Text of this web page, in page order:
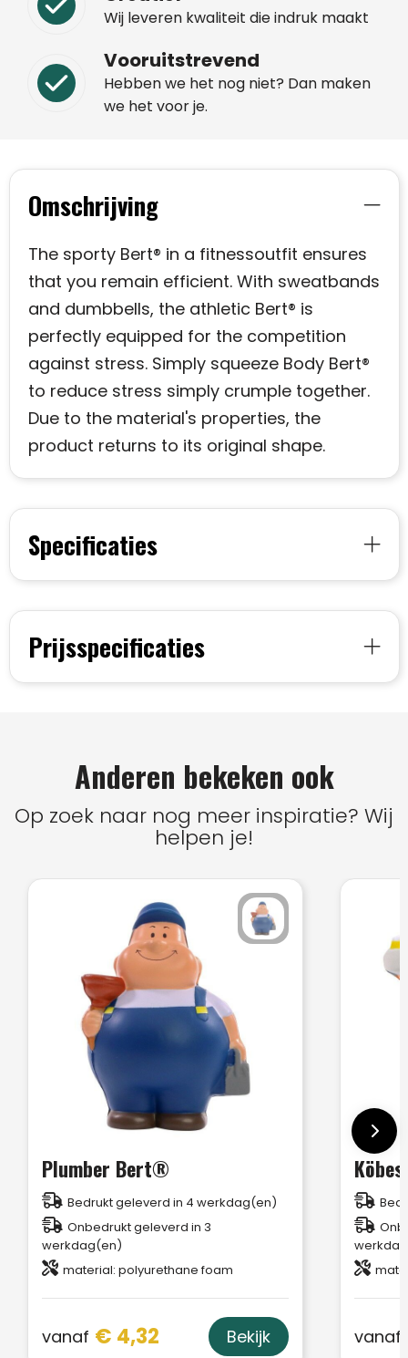
Wij leveren kwaliteit die indruk maakt
Vooruitstrevend
Hebben we het nog niet? Dan maken
we het voor je.
Omschrijving
The sporty Bert® in a fitnessoutfit ensures
that you remain efficient. With sweatbands
and dumbbells, the athletic Bert® is
perfectly equipped for the competition
against stress. Simply squeeze Body Bert®
to reduce stress simply crumple together.
Due to the material's properties, the
product returns to its original shape.
Specificaties
Prijsspecificaties
Anderen bekeken ook
Op zoek naar nog meer inspiratie? Wij
helpen je!
Plumber Bert®
Bedrukt geleverd in 4 werkdag(en)
Onbedrukt geleverd in 3
werkdag(en)
material: polyurethane foam
vanaf € 4,32 Bekijk vanaf